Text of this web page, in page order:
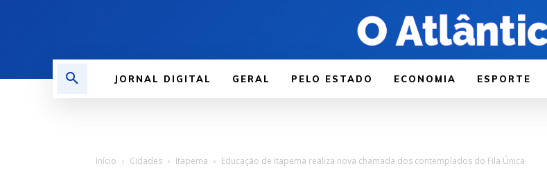
JORNAL DIGITAL GERAL PELO ESTADO ECONOMIA ESPORTE
Início Cidades Itapema Educação de Itapema realiza nova chamada dos contemplados do Fila Única